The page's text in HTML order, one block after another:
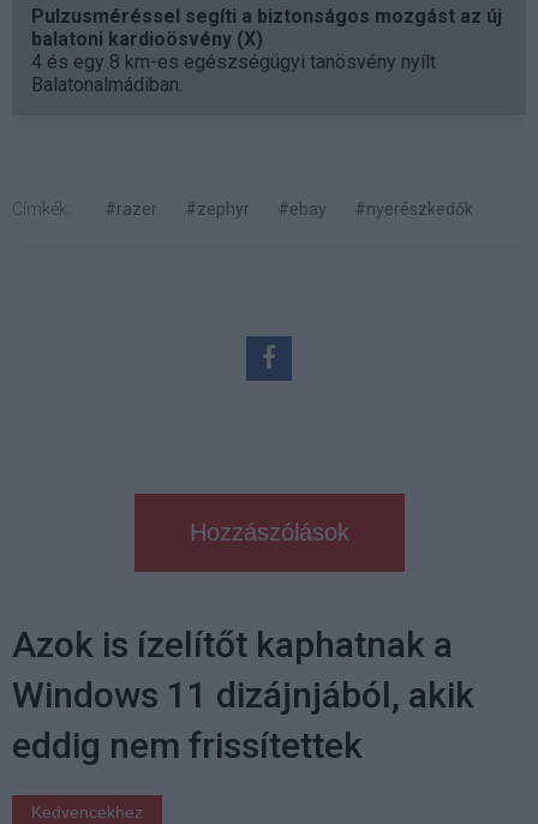
Pulzusméréssel segíti a biztonságos mozgást az új
balatoni kardioösvény (X)
4 és egy 8 km-es egészségügyi tanösvény nyílt
Balatonalmádiban.
Címkék: #razer #zephyr #ebay #nyerészkedők
Hozzászólások
Azok is ízelítőt kaphatnak a
Windows 11 dizájnjából, akik
eddig nem frissítettek
Kedvencekhez